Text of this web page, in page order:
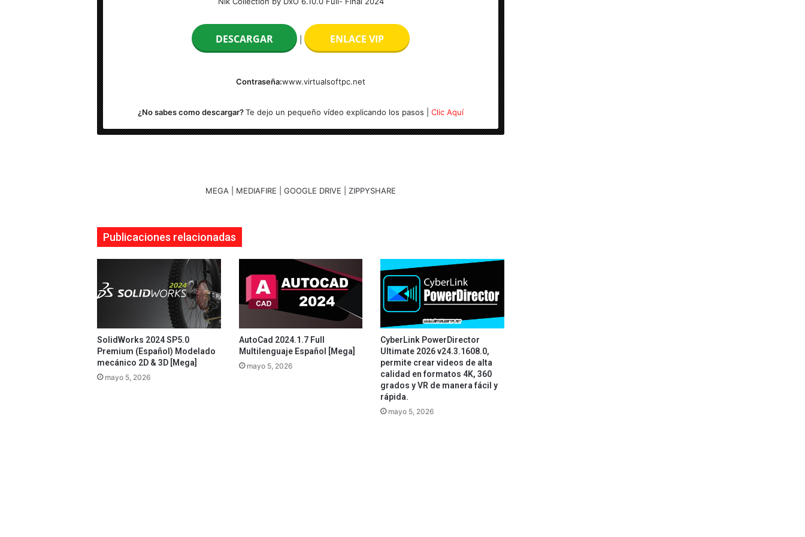
Idioma: Multilenguaje (Español)
Sistema Operativo: Windows
DESCARGAR ENLACE VIP
Contraseña:www.virtualsoftpc.net
¿No sabes como descargar?Te dejo un pequeño vídeo explicando los pasos | Clic Aquí
MEGA | MEDIAFIRE | GOOGLE DRIVE | ZIPPYSHARE
Publicaciones relacionadas
SolidWorks 2024 SP5.0
Premium (Español) Modelado
mecánico 2D & 3D [Mega]
mayo 5, 2026
AutoCad 2024.1.7 Full
Multilenguaje Español [Mega]
mayo 5, 2026
CyberLink PowerDirector
Ultimate 2026 v24.3.1608.0,
permite crear videos de alta
calidad en formatos 4K, 360
grados y VR de manera fácil y
rápida.
mayo 5, 2026